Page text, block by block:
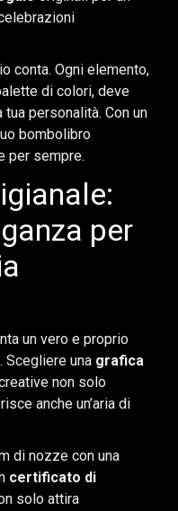
conta. Ogni elemento,
di colori, deve
tua personalità. Con un
bombolibro
per sempre.
per
un vero e proprio
Scegliere una grafica
non solo
anche un’aria di
di nozze con una
certificato di
solo attira